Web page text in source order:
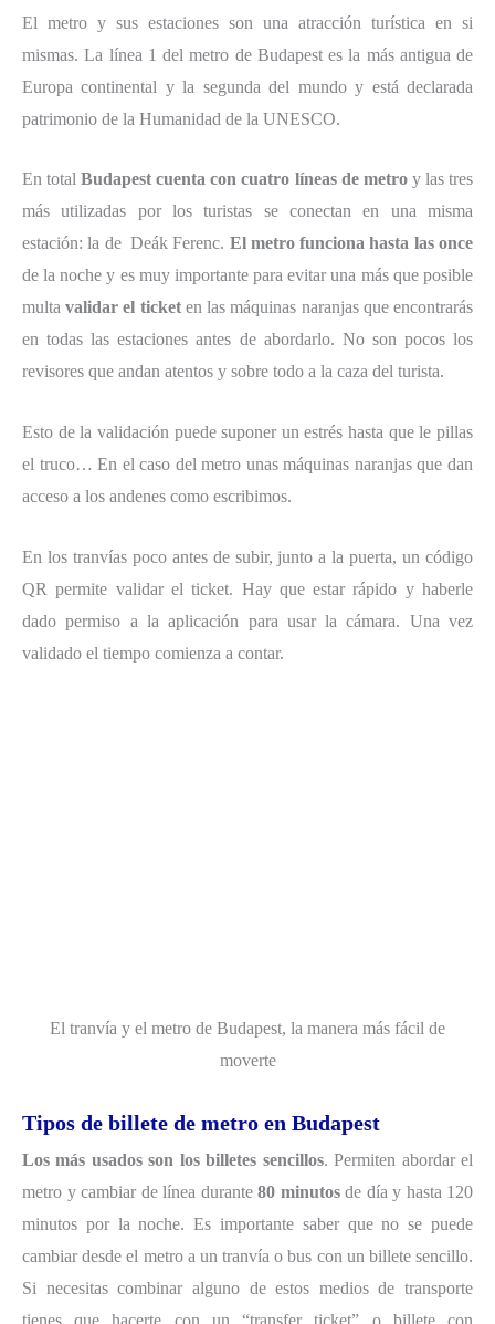
El metro y sus estaciones son una atracción turística en si
mismas. La línea 1 del metro de Budapest es la más antigua de
Europa continental y la segunda del mundo y está declarada
patrimonio de la Humanidad de la UNESCO.
En totalBudapest cuenta con cuatro líneas de metroy las tres
más utilizadas por los turistas se conectan en una misma
estación: la de Deák Ferenc. El metro funciona hasta las once
de la noche y es muy importante para evitar una más que posible
multavalidar el ticketen las máquinas naranjas que encontrarás
en todas las estaciones antes de abordarlo. No son pocos los
revisores que andan atentos y sobre todo a la caza del turista.
Esto de la validación puede suponer un estrés hasta que le pillas
el truco… En el caso del metro unas máquinas naranjas que dan
acceso a los andenes como escribimos.
En los tranvías poco antes de subir, junto a la puerta, un código
QR permite validar el ticket. Hay que estar rápido y haberle
dado permiso a la aplicación para usar la cámara. Una vez
validado el tiempo comienza a contar.
El tranvía y el metro de Budapest, la manera más fácil de
moverte
Tipos de billete de metro en Budapest
Los más usados son los billetes sencillos. Permiten abordar el
metro y cambiar de línea durante 80 minutosde día y hasta 120
minutos por la noche. Es importante saber que no se puede
cambiar desde el metro a un tranvía o bus con un billete sencillo.
Si necesitas combinar alguno de estos medios de transporte
tienes que hacerte con un “transfer ticket” o billete con